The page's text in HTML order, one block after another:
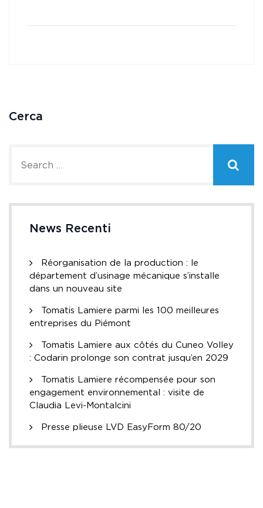
Cerca
News Recenti
Réorganisation de la production : le
département d’usinage mécanique s’installe
dans un nouveau site
Tomatis Lamiere parmi les 100 meilleures
entreprises du Piémont
Tomatis Lamiere aux côtés du Cuneo Volley
: Codarin prolonge son contrat jusqu’en 2029
Tomatis Lamiere récompensée pour son
engagement environnemental : visite de
Claudia Levi-Montalcini
Presse plieuse LVD EasyForm 80/20